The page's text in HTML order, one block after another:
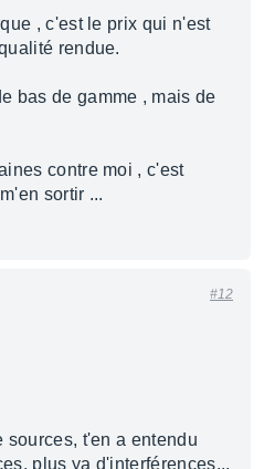
, c'est le prix qui n'est
rendue.
bas de gamme , mais de
contre moi , c'est
sortir ...
#12
sources, t'en a entendu
plus ya d'interférences...